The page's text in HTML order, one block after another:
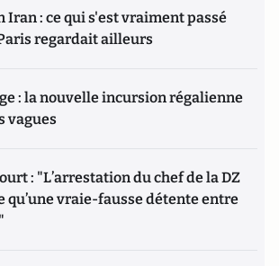
Iran : ce qui s'est vraiment passé
regardait ailleurs
: la nouvelle incursion régalienne
vagues
: "L’arrestation du chef de la DZ
qu’une vraie-fausse détente entre